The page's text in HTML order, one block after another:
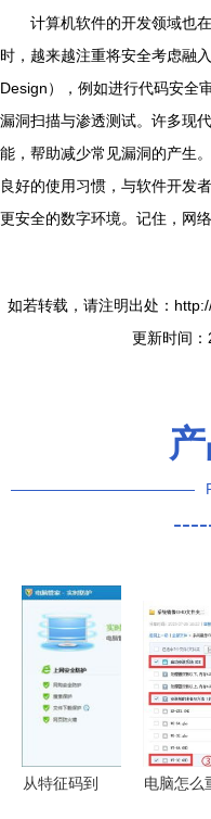
计算机软件的开发领域也
时，越来越注重将安全考虑融
Design），例如进行代码安全
漏洞扫描与渗透测试。许多现
能，帮助减少常见漏洞的产生
良好的使用习惯，与软件开发
更安全的数字环境。记住，网
如若转载，请注明出处：
更新时间
从特征码到
电脑怎么